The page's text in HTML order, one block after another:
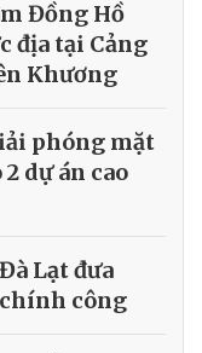
Đồng Hồ
địa tại Cảng
Khương
phóng mặt
dự án cao
Lạt đưa
công